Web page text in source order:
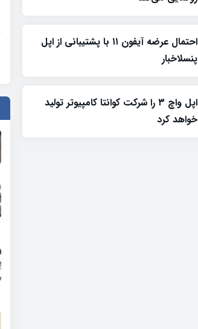
احتمال عرضه آیفون ۱۱ با پشتیبانی از اپل
پنسلاخبار
اپل واچ ۳ را شرکت کوانتا کامپیوتر تولید
خواهد کرد